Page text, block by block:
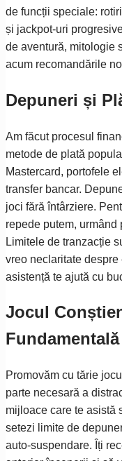
de funcții speciale:
și jackpot-uri
de aventură, mitologie
acum recomandările
Depuneri și
Am făcut procesul
metode de plată
Mastercard, portofele
transfer bancar.
joci fără întârziere.
repede putem,
Limitele de tranzacție
vreo neclaritate
asistență te ajută cu
Jocul
Fundamentală
Promovăm cu tărie
parte necesară a
mijloace care te asistă
setezi limite de
auto-suspendare. Îți